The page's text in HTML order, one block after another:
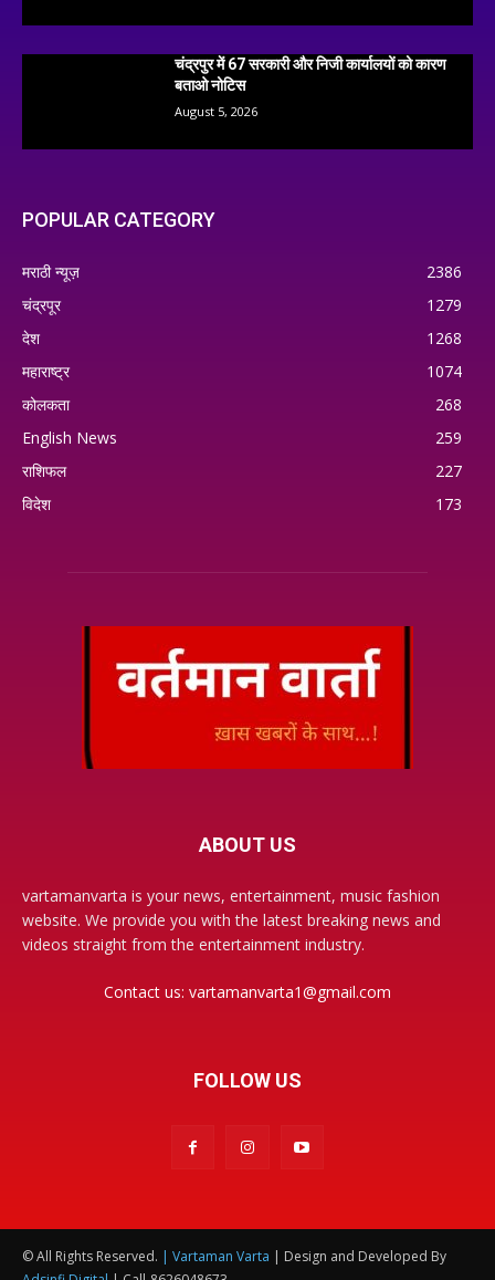
चंद्रपुर में 67 सरकारी और निजी कार्यालयों को कारण
बताओ नोटिस
August 5, 2026
POPULAR CATEGORY
मराठी न्यूज़
2386
चंद्रपूर
1279
देश
1268
महाराष्ट्र
1074
कोलकता
268
English News
259
राशिफल
227
विदेश
173
ABOUT US
vartamanvarta is your news, entertainment, music fashion
website. We provide you with the latest breaking news and
videos straight from the entertainment industry.
Contact us: vartamanvarta1@gmail.com
FOLLOW US
© All Rights Reserved. | Vartaman Varta | Design and Developed By